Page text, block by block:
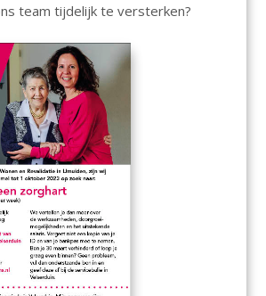
team tijdelijk te versterken?